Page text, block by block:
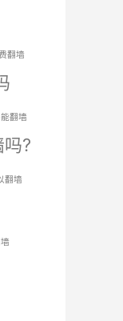
翻墙
翻墙
?
翻墙